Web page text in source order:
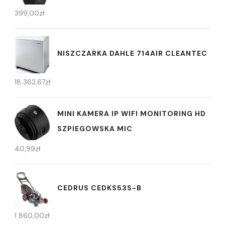
399,00zł
NISZCZARKA DAHLE 714AIR CLEANTEC
18 362,67zł
MINI KAMERA IP WIFI MONITORING HD
SZPIEGOWSKA MIC
40,99zł
CEDRUS CEDKS53S-B
1 860,00zł